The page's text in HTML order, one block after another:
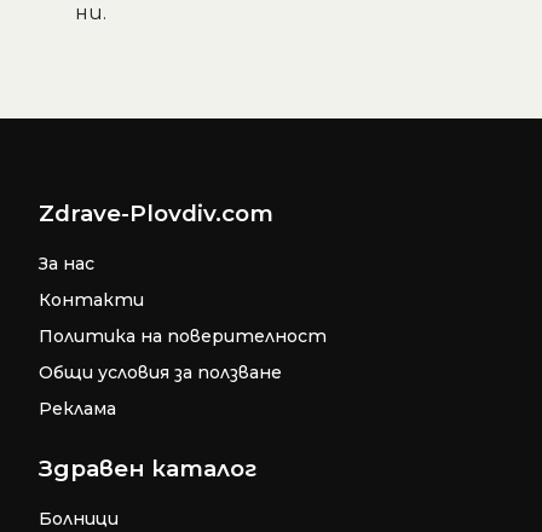
ни.
Zdrave-Plovdiv.com
За нас
Контакти
Политика на поверителност
Общи условия за ползване
Реклама
Здравен каталог
Болници